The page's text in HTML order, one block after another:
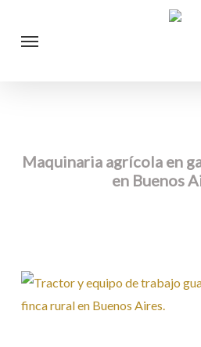
Menu
Maquinaria agrícola en
en Buenos